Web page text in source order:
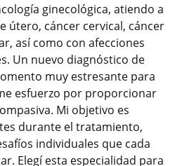
ginecológica, atiendo a
útero, cáncer cervical, cáncer
así como con afecciones
Un nuevo diagnóstico de
muy estresante para
esfuerzo por proporcionar
Mi objetivo es
durante el tratamiento,
individuales que cada
Elegí esta especialidad para